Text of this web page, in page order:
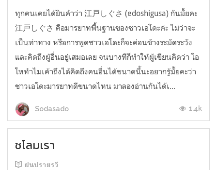
ทุกคนเคยได้ยินคำว่า 江戸しぐさ (edoshigusa) กันมั้ยคะ
江戸しぐさ คือมารยาทพื้นฐานของชาวเอโดะค่ะ ไม่ว่าจะ
เป็นท่าทาง หรือการพูดชาวเอโดะก็จะค่อนข้างระมัดระวัง
และคิดถึงผู้อื่นอยู่เสมอเลย จนบางทีก็ทำให้ผู้เขียนคิดว่า โอ
โหทำไมเค้าถึงได้คิดถึงคนอื่นได้ขนาดนี้นะอยากรู้มั้ยคะว่า
ชาวเอโดะมารยาทดีขนาดไหน มาลองอ่านกันได้เ...
Sodasado 1.4k
ชโลมเรา
ฝนปรายรวี